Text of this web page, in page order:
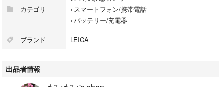
カテゴリ
› スマートフォン/携帯電話
› バッテリー/充電器
ブランド LEICA
出品者情報